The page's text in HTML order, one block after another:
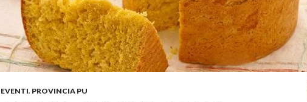
EVENTI, PROVINCIA PU